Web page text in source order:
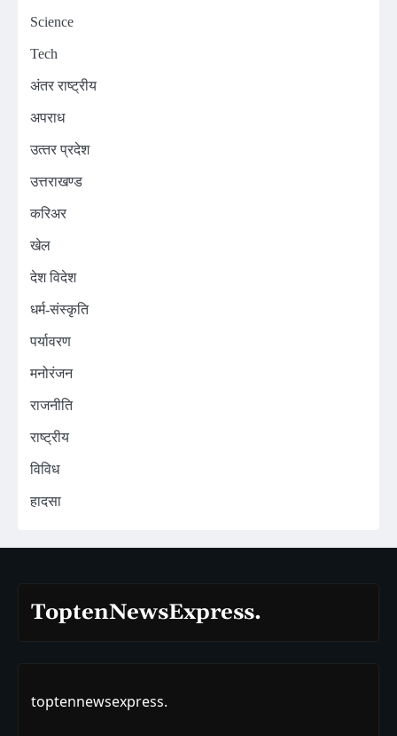
Science
Tech
अंतर राष्ट्रीय
अपराध
उत्‍तर प्रदेश
उत्तराखण्ड
करिअर
खेल
देश विदेश
धर्म-संस्कृति
पर्यावरण
मनोरंजन
राजनीति
राष्ट्रीय
विविध
हादसा
ToptenNewsExpress.
toptennewsexpress.